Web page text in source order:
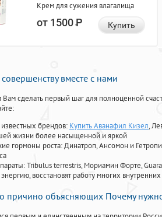
Крем для сужения влагалища
от 1500Р Купить
вместе с нами
сделать первый шаг для полноценной
брендов: Купить Аванафил Кизел,
жизни более насыщенной и яркой
гормоны роста: Динатроп, Ансомон и
Tribulus terrestris, Мориамин Форте,
восстановят работу многих
причино объясняющих Почему